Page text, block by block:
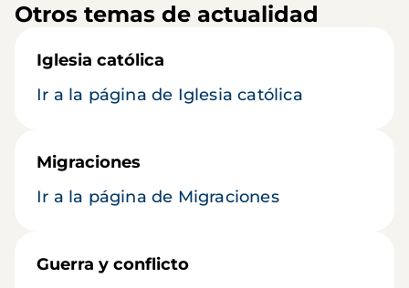
Otros temas de actualidad
Iglesia católica
Ir a la página de Iglesia católica
Migraciones
Ir a la página de Migraciones
Guerra y conflicto